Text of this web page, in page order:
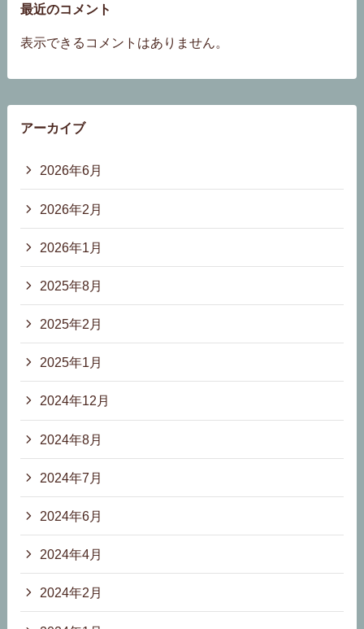
最近のコメント
表示できるコメントはありません。
アーカイブ
2026年6月
2026年2月
2026年1月
2025年8月
2025年2月
2025年1月
2024年12月
2024年8月
2024年7月
2024年6月
2024年4月
2024年2月